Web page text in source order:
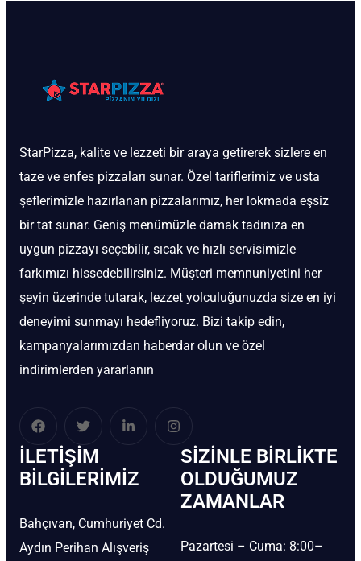
StarPizza, kalite ve lezzeti bir araya getirerek sizlere en
taze ve enfes pizzaları sunar. Özel tariflerimiz ve usta
şeflerimizle hazırlanan pizzalarımız, her lokmada eşsiz
bir tat sunar. Geniş menümüzle damak tadınıza en
uygun pizzayı seçebilir, sıcak ve hızlı servisimizle
farkımızı hissedebilirsiniz. Müşteri memnuniyetini her
şeyin üzerinde tutarak, lezzet yolculuğunuzda size en iyi
deneyimi sunmayı hedefliyoruz. Bizi takip edin,
kampanyalarımızdan haberdar olun ve özel
indirimlerden yararlanın
İLETIŞIM
BİLGILERIMIZ
Bahçıvan, Cumhuriyet Cd.
Aydın Perihan Alışveriş
SIZINLE BIRLIKTE
OLDUĞUMUZ
ZAMANLAR
Pazartesi – Cuma: 8:00–